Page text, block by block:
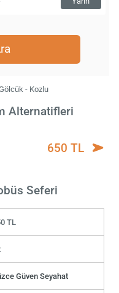
- Kozlu
Alternatifleri
650 TL
Seferi
TL
Güven Seyahat